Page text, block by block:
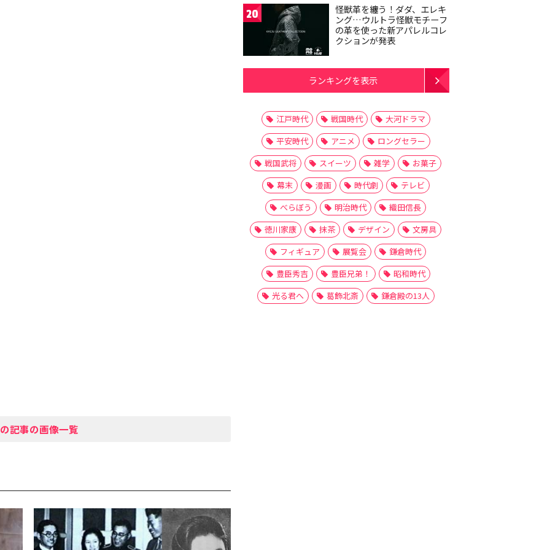
記事の画像一覧
20
怪獣革を纏う！ダダ、エレキ
ング…ウルトラ怪獣モチーフ
の革を使った新アパレルコレ
クションが発表
ランキングを表示
江戸時代 戦国時代
大河ドラマ
平安時代
アニメ
ロングセラー
戦国武将
スイーツ 雑学
お菓子
幕末
漫画 時代劇
テレビ
べらぼう
明治時代
織田信長
徳川家康
抹茶 デザイン
文房具
フィギュア
展覧会
鎌倉時代
豊臣秀吉
豊臣兄弟！
昭和時代
光る君へ
葛飾北斎 鎌倉殿の13人